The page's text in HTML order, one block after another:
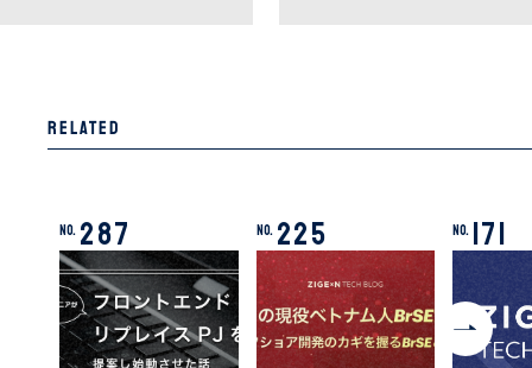
Related
No. 287 No. 225 No. 171